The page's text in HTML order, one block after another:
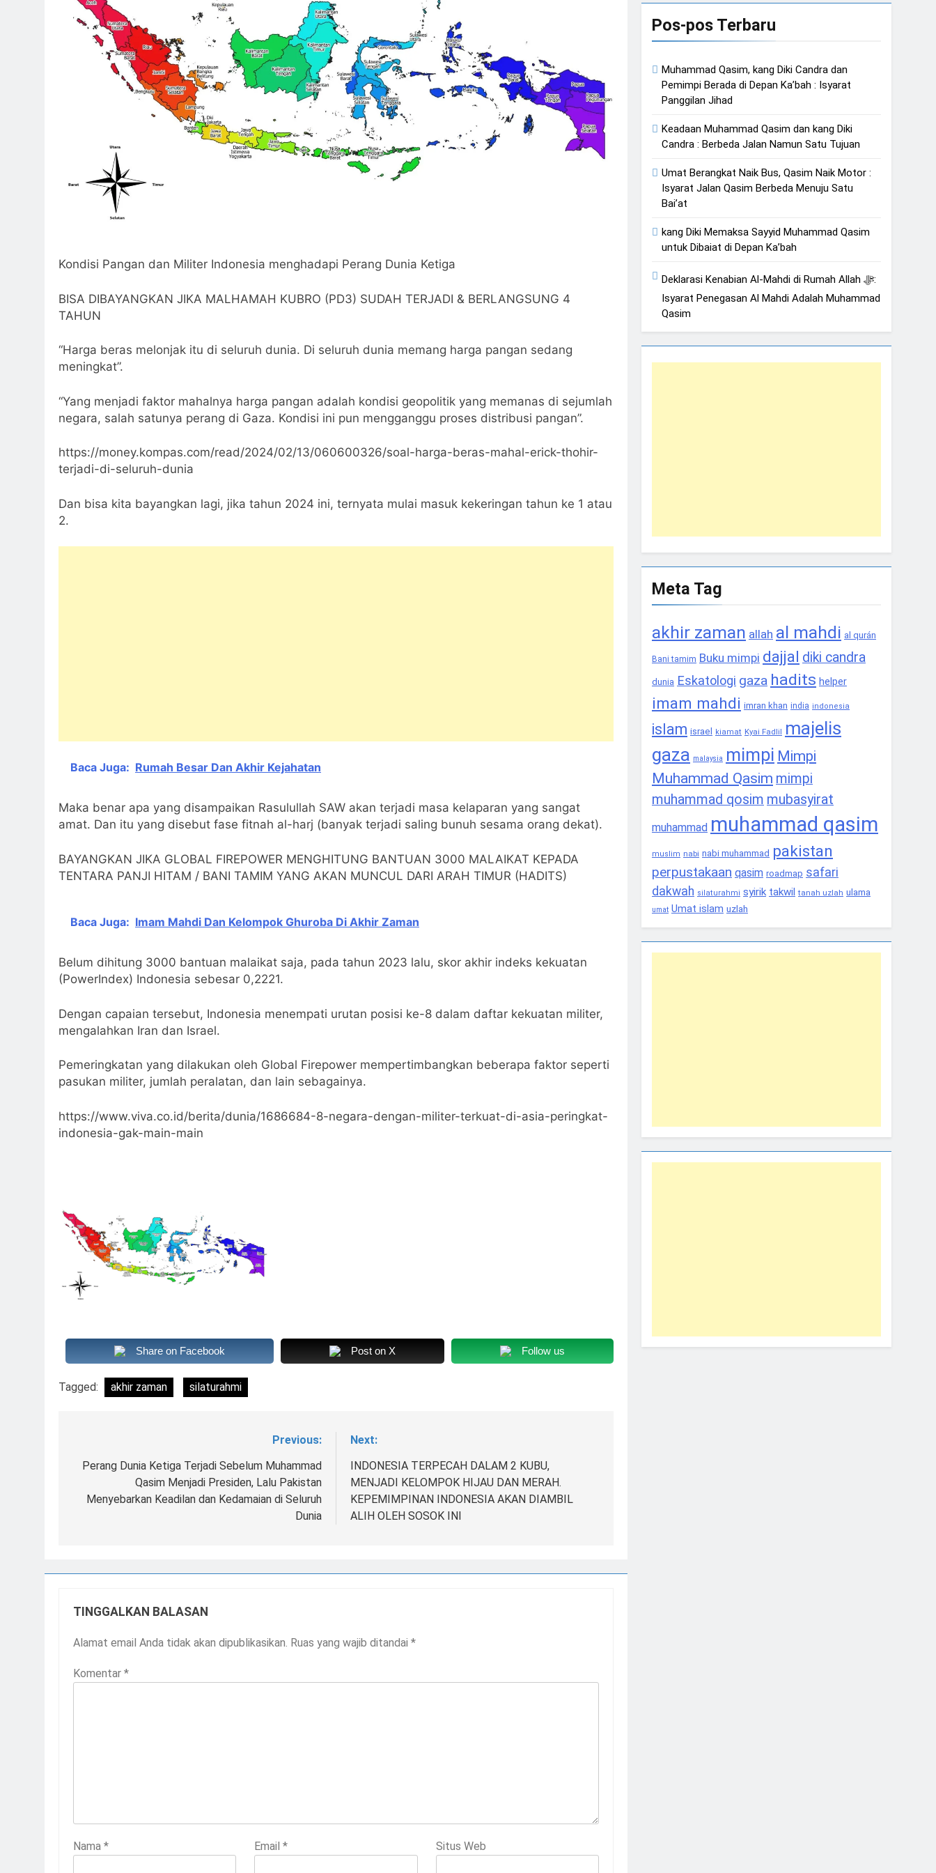
Pengumuman Terbuka Tentang Mimpi Sdr Julian : Isyarat akan Dibacakan Pesan Baru di Tengah Jemaah
2 Hari Ago
Allah ﷻ Telah Menyiapkan “Gua Ashabul Kahfi” Akhir Zaman Bagi Para Helper Muhammad Qasim, Kuncinya di Tangan
Muhammad Qasim, Dengan 7 Tokoh Inti Sebagai Porosnya dan Hanya Jiwa-jiwa yang Suci yang Diijinkan Masuk
3 Hari Ago
Kondisi Pangan dan Militer Indonesia menghadapi Perang Dunia Ketiga
BISA DIBAYANGKAN JIKA MALHAMAH KUBRO (PD3) SUDAH TERJADI & BERLANGSUNG 4
TAHUN
“Harga beras melonjak itu di seluruh dunia. Di seluruh dunia memang harga pangan sedang
meningkat”.
“Yang menjadi faktor mahalnya harga pangan adalah kondisi geopolitik yang memanas di sejumlah
negara, salah satunya perang di Gaza. Kondisi ini pun mengganggu proses distribusi pangan”.
https://money.kompas.com/read/2024/02/13/060600326/soal-harga-beras-mahal-erick-thohir-
terjadi-di-seluruh-dunia
Dan bisa kita bayangkan lagi, jika tahun 2024 ini, ternyata mulai masuk kekeringan tahun ke 1 atau
2.
Baca Juga: Rumah Besar Dan Akhir Kejahatan
Maka benar apa yang disampaikan Rasulullah SAW akan terjadi masa kelaparan yang sangat
amat. Dan itu yang disebut fase fitnah al-harj (banyak terjadi saling bunuh sesama orang dekat).
BAYANGKAN JIKA GLOBAL FIREPOWER MENGHITUNG BANTUAN 3000 MALAIKAT KEPADA
TENTARA PANJI HITAM / BANI TAMIM YANG AKAN MUNCUL DARI ARAH TIMUR (HADITS)
Baca Juga: Imam Mahdi Dan Kelompok Ghuroba Di Akhir Zaman
Belum dihitung 3000 bantuan malaikat saja, pada tahun 2023 lalu, skor akhir indeks kekuatan
(PowerIndex) Indonesia sebesar 0,2221.
Dengan capaian tersebut, Indonesia menempati urutan posisi ke-8 dalam daftar kekuatan militer,
mengalahkan Iran dan Israel.
Pemeringkatan yang dilakukan oleh Global Firepower mempertimbangkan beberapa faktor seperti
pasukan militer, jumlah peralatan, dan lain sebagainya.
https://www.viva.co.id/berita/dunia/1686684-8-negara-dengan-militer-terkuat-di-asia-peringkat-
indonesia-gak-main-main
Share on Facebook Post on X Follow us
Tagged: akhir zaman silaturahmi
pos
Previous:
Perang Dunia Ketiga Terjadi Sebelum Muhammad
Qasim Menjadi Presiden, Lalu Pakistan
Menyebarkan Keadilan dan Kedamaian di Seluruh
Dunia
Next:
INDONESIA TERPECAH DALAM 2 KUBU,
MENJADI KELOMPOK HIJAU DAN MERAH.
KEPEMIMPINAN INDONESIA AKAN DIAMBIL
ALIH OLEH SOSOK INI
TINGGALKAN BALASAN
Alamat email Anda tidak akan dipublikasikan. Ruas yang wajib ditandai *
Komentar *
Nama * Email* Situs Web
Pos-pos Terbaru
Muhammad Qasim, kang Diki Candra dan
Pemimpi Berada di Depan Ka’bah : Isyarat
Panggilan Jihad
Keadaan Muhammad Qasim dan kang Diki
Candra : Berbeda Jalan Namun Satu Tujuan
Umat Berangkat Naik Bus, Qasim Naik Motor :
Isyarat Jalan Qasim Berbeda Menuju Satu
Bai’at
kang Diki Memaksa Sayyid Muhammad Qasim
untuk Dibaiat di Depan Ka’bah
Deklarasi Kenabian Al-Mahdi di Rumah Allah ﷻ:
Isyarat Penegasan Al Mahdi Adalah Muhammad
Qasim
Meta Tag
akhir zaman allah al mahdi al qurán
Bani tamim Buku mimpi dajjal diki candra
dunia Eskatologi gaza hadits helper
imam mahdi imran khan india indonesia
islam israel kiamat Kyai Fadlil majelis
gaza malaysia mimpi Mimpi
Muhammad Qasim mimpi
muhammad qosim mubasyirat
muhammad muhammad qasim
muslim nabi nabi muhammad pakistan
perpustakaan qasim roadmap safari
dakwah silaturahmi syirik takwil tanah uzlah ulama
umat Umat islam uzlah